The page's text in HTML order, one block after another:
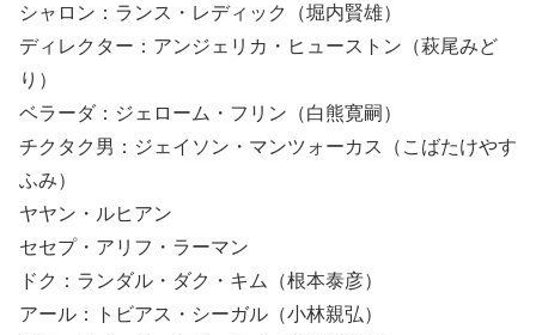
シャロン：ランス・レディック（堀内賢雄）
ディレクター：アンジェリカ・ヒューストン（萩尾みど
り）
ベラーダ：ジェローム・フリン（白熊寛嗣）
チクタク男：ジェイソン・マンツォーカス（こばたけやす
ふみ）
ヤヤン・ルヒアン
セセプ・アリフ・ラーマン
ドク：ランダル・ダク・キム（根本泰彦）
アール：トビアス・シーガル（小林親弘）